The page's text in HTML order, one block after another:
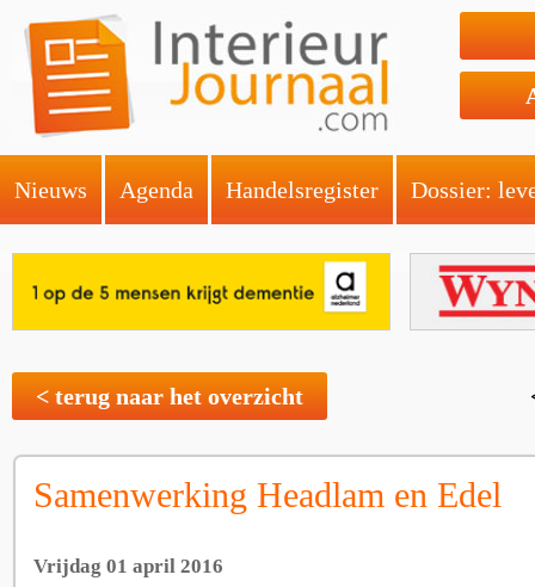
Nieuws Agenda Handelsregister Dossier:
< terug naar het overzicht
Samenwerking Headlam en Edel
Vrijdag 01 april 2016